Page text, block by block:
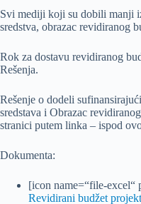
Svi mediji koji su dobili manji
sredstva, obrazac revidiranog
Rok za dostavu revidiranog
Rešenja.
Rešenje o dodeli
sredstava i Obrazac
stranici putem linka – ispod
Dokumenta:
[icon name=“file-excel“
Revidirani budžet